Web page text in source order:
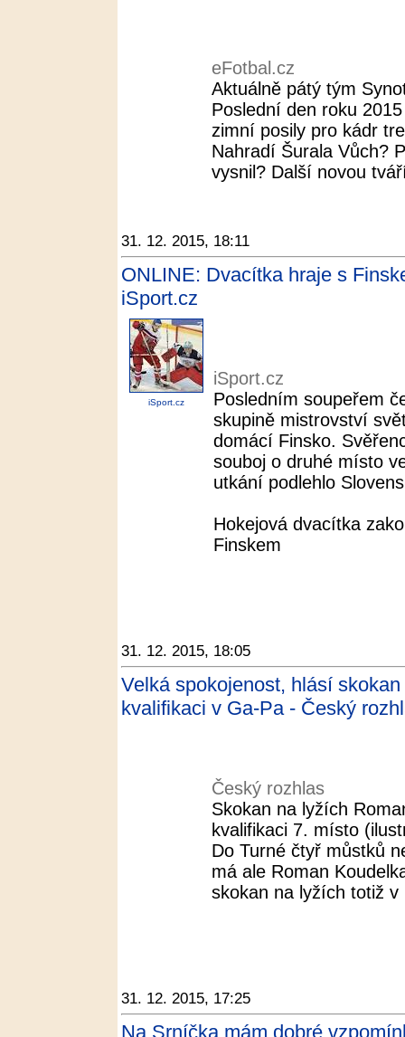
eFotbal.cz
Aktuálně pátý tým
Poslední den roku
zimní posily pro kádr
Nahradí Šurala Vůch?
vysnil? Další novou
31. 12. 2015, 18:11
ONLINE: Dvacítka hraje s
iSport.cz
iSport.cz
iSport.cz
Posledním soupeřem
skupině mistrovství
domácí Finsko.
souboj o druhé místo
utkání podlehlo
Hokejová dvacítka
Finskem
31. 12. 2015, 18:05
Velká spokojenost, hlásí
kvalifikaci v Ga-Pa - Český
Český rozhlas
Skokan na lyžích
kvalifikaci 7. místo
Do Turné čtyř můstků
má ale Roman
skokan na lyžích totiž v
31. 12. 2015, 17:25
Na Srníčka mám dobré